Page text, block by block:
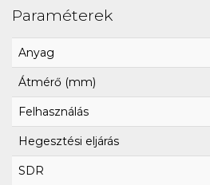
Paraméterek
Anyag
Átmérő (mm)
Felhasználás
Hegesztési eljárás
SDR